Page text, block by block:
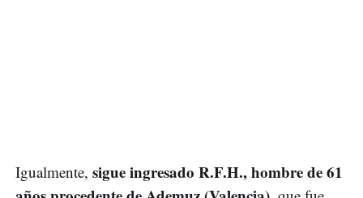
Igualmente, sigue ingresado R.F.H., hombre de 61